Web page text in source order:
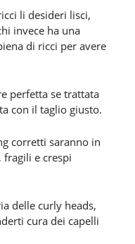
li desideri lisci,
invece ha una
di ricci per avere
perfetta se trattata
con il taglio giusto.
corretti saranno in
e crespi
delle curly heads,
cura dei capelli